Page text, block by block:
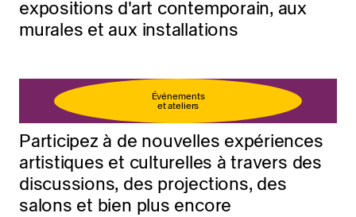
expositions d'art contemporain, aux
murales et aux installations
Événements
et ateliers
Participez à de nouvelles expériences
artistiques et culturelles à travers des
discussions, des projections, des
salons et bien plus encore